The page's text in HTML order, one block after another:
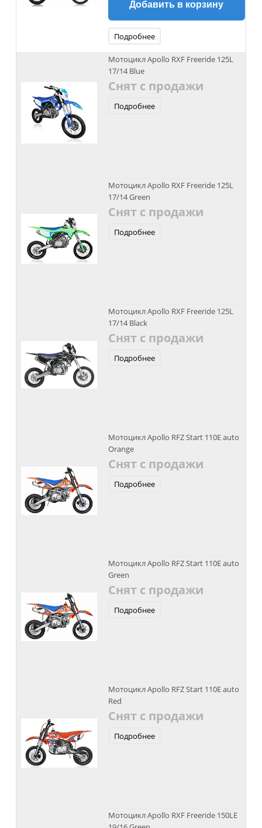
Добавить в корзину
Подробнее
Мотоцикл Apollo RXF Freeride 125L
17/14 Blue
Снят с продажи
Подробнее
Мотоцикл Apollo RXF Freeride 125L
17/14 Green
Снят с продажи
Подробнее
Мотоцикл Apollo RXF Freeride 125L
17/14 Black
Снят с продажи
Подробнее
Мотоцикл Apollo RFZ Start 110E auto
Orange
Снят с продажи
Подробнее
Мотоцикл Apollo RFZ Start 110E auto
Green
Снят с продажи
Подробнее
Мотоцикл Apollo RFZ Start 110E auto
Red
Снят с продажи
Подробнее
Мотоцикл Apollo RXF Freeride 150LE